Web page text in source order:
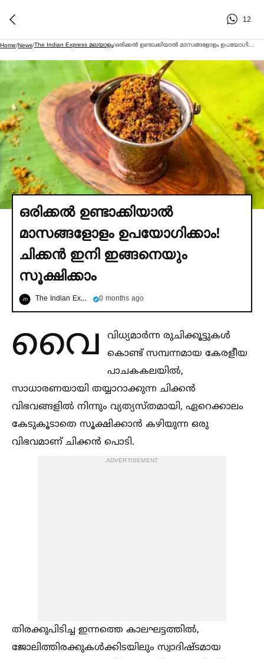
12
Home/News/The Indian Express മലയാളം/
ഒരിക്കല്‍ ഉണ്ടാക്കിയാല്‍
മാസങ്ങളോളം ഉപയോഗിക്കാം!
ചിക്കൻ ഇനി ഇങ്ങനെയും
സൂക്ഷിക്കാം
The Indian Express മലയാളം 0 months ago
വൈ
വിധ്യമാർന്ന രുചിക്കൂട്ടുകള്‍
കൊണ്ട് സമ്പന്നമായ കേരളീയ
പാചകകലയില്‍,
സാധാരണയായി തയ്യാറാക്കുന്ന ചിക്കൻ
വിഭവങ്ങളില്‍ നിന്നും വ്യത്യസ്തമായി, ഏറെക്കാലം
കേടുകൂടാതെ സൂക്ഷിക്കാൻ കഴിയുന്ന ഒരു
വിഭവമാണ് ചിക്കൻ പൊടി.
ADVERTISEMENT
തിരക്കുപിടിച്ച ഇന്നത്തെ കാലഘട്ടത്തില്‍,
ജോലിത്തിരക്കുകള്‍ക്കിടയിലും സ്വാദിഷ്ടമായ